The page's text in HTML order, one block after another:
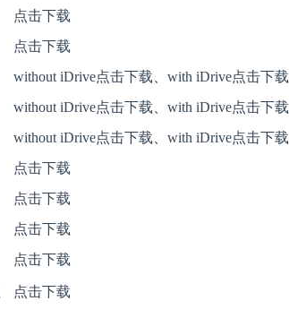
点击下载
点击下载
without iDrive点击下载
with iDrive点击下载
without iDrive点击下载
with iDrive点击下载
without iDrive点击下载
with iDrive点击下载
点击下载
点击下载
点击下载
点击下载
点击下载